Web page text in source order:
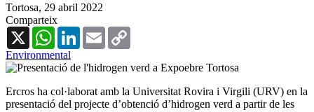
Tortosa, 29 abril 2022
Comparteix
X
WhatsAppLinkedInEmail
Environmental
Ercros ha col·laborat amb la Universitat Rovira i Virgili (URV) en la
presentació del projecte d’obtenció d’hidrogen verd a partir de les